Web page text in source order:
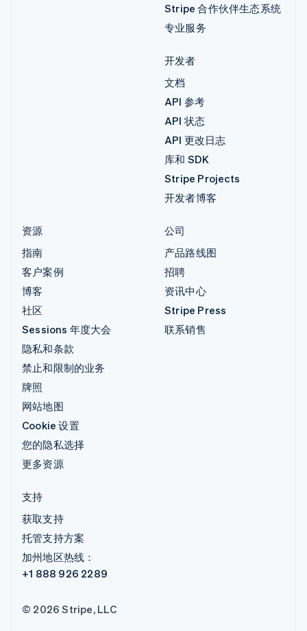
Stripe 合作伙伴生态系统
专业服务
开发者
文档
API 参考
API 状态
API 更改日志
库和 SDK
Stripe Projects
开发者博客
资源
指南
客户案例
博客
社区
Sessions 年度大会
隐私和条款
禁止和限制的业务
牌照
网站地图
Cookie 设置
您的隐私选择
更多资源
公司
产品路线图
招聘
资讯中心
Stripe Press
联系销售
支持
获取支持
托管支持方案
加州地区热线：
+1 888 926 2289
© 2026 Stripe, LLC